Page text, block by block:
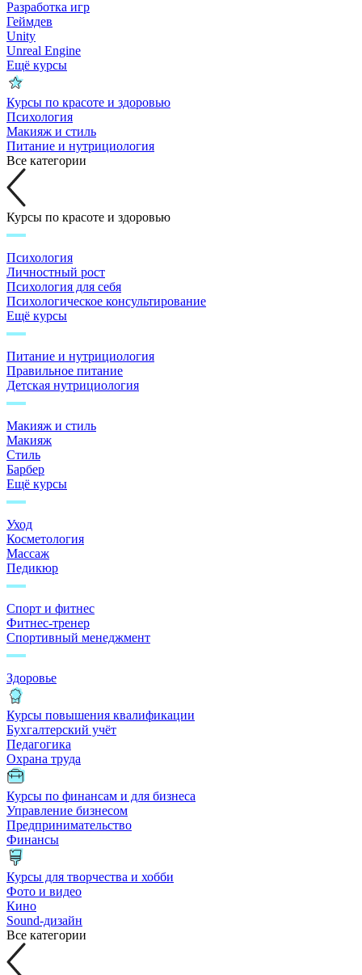
Разработка игр
Геймдев
Unity
Unreal Engine
Ещё курсы
Курсы по красоте и здоровью
Психология
Макияж и стиль
Питание и нутрициология
Все категории
Курсы по красоте и здоровью
Психология
Личностный рост
Психология для себя
Психологическое консультирование
Ещё курсы
Питание и нутрициология
Правильное питание
Детская нутрициология
Макияж и стиль
Макияж
Стиль
Барбер
Ещё курсы
Уход
Косметология
Массаж
Педикюр
Спорт и фитнес
Фитнес-тренер
Спортивный менеджмент
Здоровье
Курсы повышения квалификации
Бухгалтерский учёт
Педагогика
Охрана труда
Курсы по финансам и для бизнеса
Управление бизнесом
Предпринимательство
Финансы
Курсы для творчества и хобби
Фото и видео
Кино
Sound-дизайн
Все категории